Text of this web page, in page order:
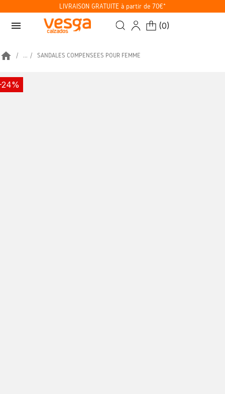
LIVRAISON GRATUITE à partir de 70€*
menu (0)
home ... SANDALES COMPENSÉES POUR FEMME